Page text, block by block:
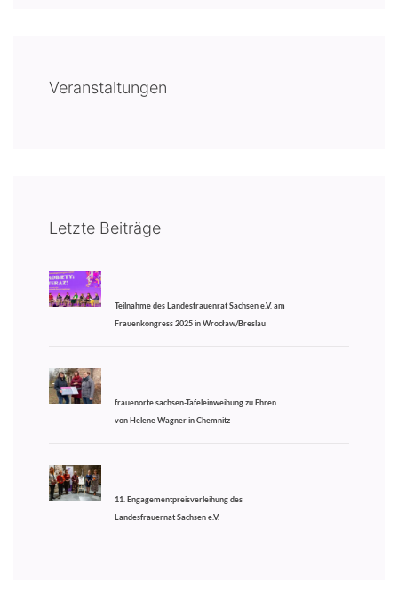
Veranstaltungen
Letzte Beiträge
Teilnahme des Landesfrauenrat Sachsen e.V. am
Frauenkongress 2025 in Wrocław/Breslau
frauenorte sachsen-Tafeleinweihung zu Ehren
von Helene Wagner in Chemnitz
11. Engagementpreisverleihung des
Landesfrauernat Sachsen e.V.